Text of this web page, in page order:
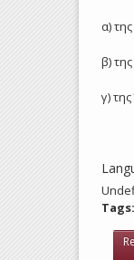
α)
β)
γ)
Tags: